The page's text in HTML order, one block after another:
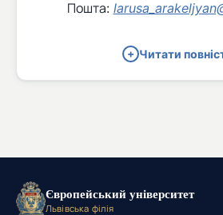
Пошта:
Читати
Європейський університет
Львівська філія